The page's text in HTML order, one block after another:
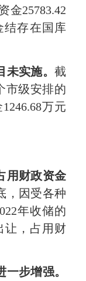
金25783.42
结存在国库
未实施。 截
市级安排的
万元
用财政资金
，因受各种
年收储的
让，占用财
一步增强。